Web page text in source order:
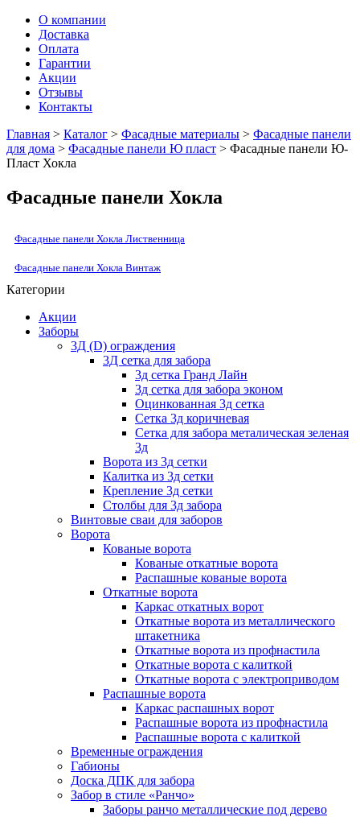
О компании
Доставка
Оплата
Гарантии
Акции
Отзывы
Контакты
Главная > Каталог > Фасадные материалы > Фасадные панели
для дома > Фасадные панели Ю пласт > Фасадные панели Ю-
Пласт Хокла
Фасадные панели Хокла
Фасадные панели Хокла Лиственница
Фасадные панели Хокла Винтаж
Категории
Акции
Заборы
3Д (D) ограждения
3Д сетка для забора
3д сетка Гранд Лайн
3д сетка для забора эконом
Оцинкованная 3д сетка
Сетка 3д коричневая
Сетка для забора металическая зеленая
3д
Ворота из 3д сетки
Калитка из 3д сетки
Крепление 3д сетки
Столбы для 3д забора
Винтовые сваи для заборов
Ворота
Кованые ворота
Кованые откатные ворота
Распашные кованые ворота
Откатные ворота
Каркас откатных ворот
Откатные ворота из металлического
штакетника
Откатные ворота из профнастила
Откатные ворота с калиткой
Откатные ворота с электроприводом
Распашные ворота
Каркас распашных ворот
Распашные ворота из профнастила
Распашные ворота с калиткой
Временные ограждения
Габионы
Доска ДПК для забора
Забор в стиле «Ранчо»
Заборы ранчо металлические под дерево